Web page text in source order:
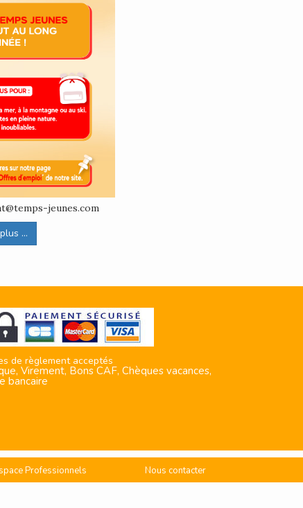
jeunes.com
...
de règlement acceptés
Virement, Bons CAF, Chèques vacances,
bancaire
Professionnels
Nous contacter